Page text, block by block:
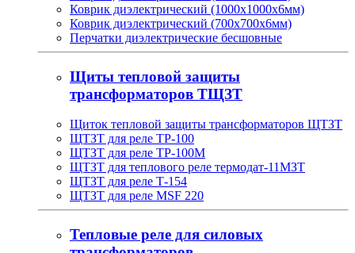
Коврик диэлектрический (1000х1000х6мм)
Коврик диэлектрический (700х700х6мм)
Перчатки диэлектрические бесшовные
Щиты тепловой защиты
трансформаторов ТЩЗТ
Щиток тепловой защиты трансформаторов ЩТЗТ
ЩТЗТ для реле ТР-100
ЩТЗТ для реле ТР-100М
ЩТЗТ для теплового реле термодат-11МЗТ
ЩТЗТ для реле Т-154
ЩТЗТ для реле MSF 220
Тепловые реле для силовых